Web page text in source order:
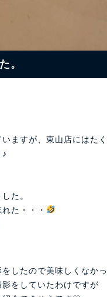
。
ますが、東山店にはた
た。
た・・・
したので美味しくなか
をしていたわけですが